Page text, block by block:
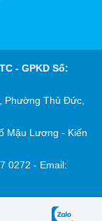
- GPKD Số:
Phường Thủ Đức,
Mậu Lương - Kiến
0272 - Email: